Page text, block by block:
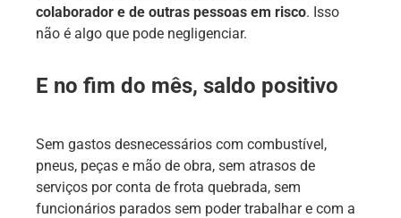
colaborador e de outras pessoas em risco. Isso
não é algo que pode negligenciar.
E no fim do mês, saldo positivo
Sem gastos desnecessários com combustível,
pneus, peças e mão de obra, sem atrasos de
serviços por conta de frota quebrada, sem
funcionários parados sem poder trabalhar e com a